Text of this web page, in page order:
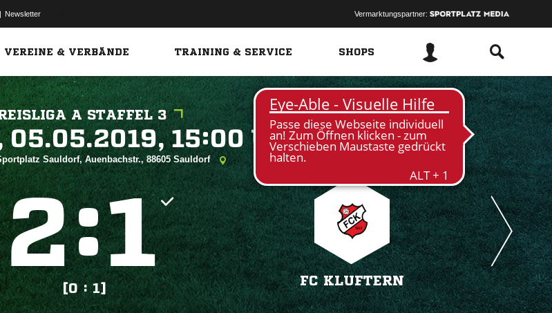
| Newsletter Vermarktungspartner:
VEREINE & VERBÄNDE TRAINING & SERVICE SHOPS
A STAFFEL 3
  
Sauldorf, Auenbachstr., 88605 Sauldorf
:
[0 : 1]
FC KLUFTERN